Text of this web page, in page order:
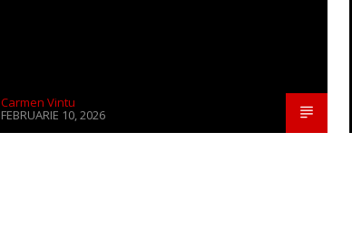
Carmen Vintu
FEBRUARIE 10, 2026